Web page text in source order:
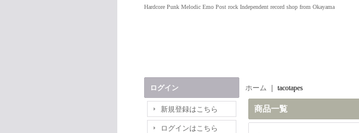
Hardcore Punk Melodic Emo Post rock Independent record shop from Okayama
ログイン
新規登録はこちら
ログインはこちら
ホーム tacotapes
商品一覧